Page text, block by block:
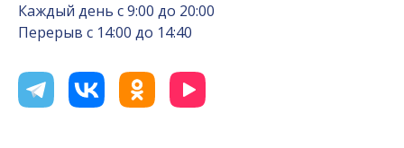
Каждый день с 9:00 до 20:00
Перерыв с 14:00 до 14:40